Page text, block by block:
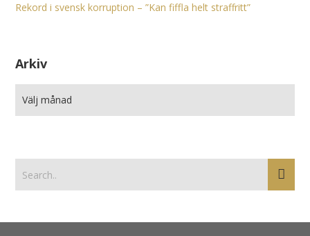
Rekord i svensk korruption – ”Kan fiffla helt straffritt”
Arkiv